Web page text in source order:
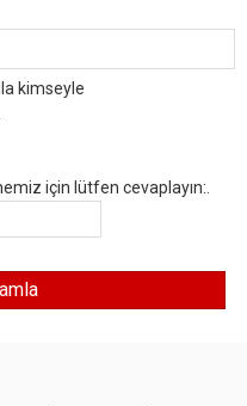
kimseyle
için lütfen cevaplayın:.